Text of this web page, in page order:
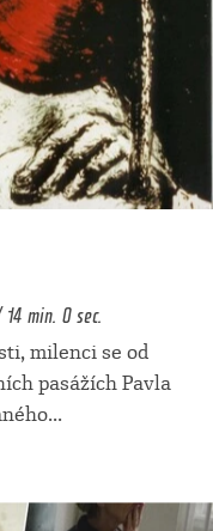
min. 0 sec.
milenci se od
pasážích Pavla
...